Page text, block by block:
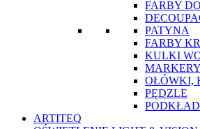
FARBY
PATYNA
FARBY
KULKI
OŁÓWKI,
PĘDZLE
ARTITEQ